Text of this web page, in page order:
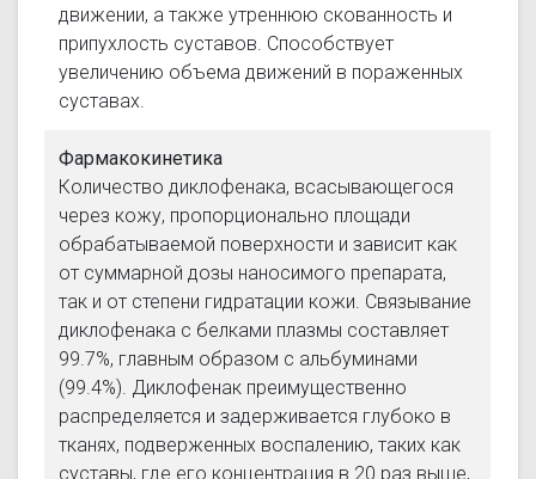
движении, а также утреннюю скованность и
припухлость суставов. Способствует
увеличению объема движений в пораженных
суставах.
Фармакокинетика
Количество диклофенака, всасывающегося
через кожу, пропорционально площади
обрабатываемой поверхности и зависит как
от суммарной дозы наносимого препарата,
так и от степени гидратации кожи. Связывание
диклофенака с белками плазмы составляет
99.7%, главным образом с альбуминами
(99.4%). Диклофенак преимущественно
распределяется и задерживается глубоко в
тканях, подверженных воспалению, таких как
суставы, где его концентрация в 20 раз выше,